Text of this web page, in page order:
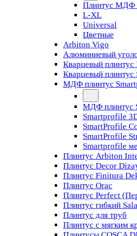
Плинтус МДФ
L-XL
Universal
Цветные
Arbiton Vigo
Алюминиевый
Кварцевый плинтус
Кварцевый
МДФ плинтус
МДФ плинтус
Smartprofile
SmartProfile
SmartProfile
Smartprofile
Плинтус Arbiton
Плинтус Decor
Плинтус Finitura
Плинтус Orac
Плинтус Perfect
Плинтус гибкий
Плинтус для труб
Плинтус с мягким